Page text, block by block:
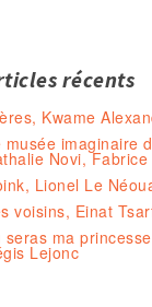
récents
Kwame
musée imaginaire
Novi, Fabrice
Lionel Le
voisins, Einat
seras ma
Lejonc